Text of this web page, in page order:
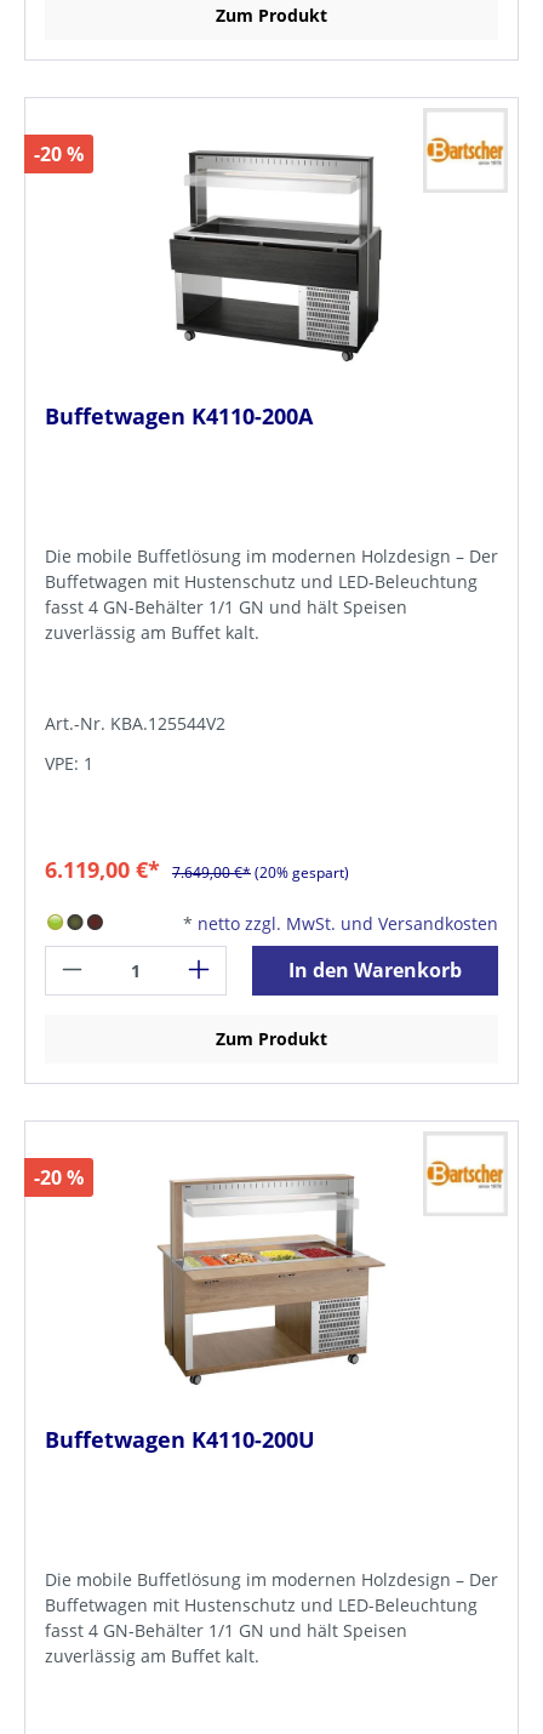
Zum Produkt
-20 %
Buffetwagen K4110-200A
Die mobile Buffetlösung im modernen Holzdesign – Der
Buffetwagen mit Hustenschutz und LED-Beleuchtung
fasst 4 GN-Behälter 1/1 GN und hält Speisen
zuverlässig am Buffet kalt.
Art.-Nr. KBA.125544V2
VPE: 1
6.119,00 €* 7.649,00 €*(20% gespart)
* netto zzgl. MwSt. und Versandkosten
In den Warenkorb
Zum Produkt
-20 %
Buffetwagen K4110-200U
Die mobile Buffetlösung im modernen Holzdesign – Der
Buffetwagen mit Hustenschutz und LED-Beleuchtung
fasst 4 GN-Behälter 1/1 GN und hält Speisen
zuverlässig am Buffet kalt.